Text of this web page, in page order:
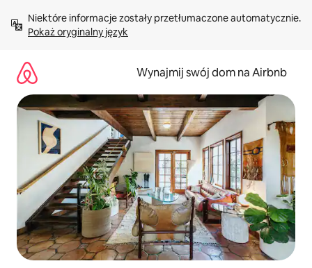
treści Pokaż oryginalny język
Wynajmij swój dom na Airbnb